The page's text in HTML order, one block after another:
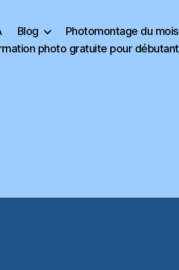
Blog
Photomontage du mois
photo gratuite pour débutant